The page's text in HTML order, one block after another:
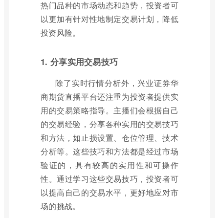
热门品种的市场动态和趋势，投资者可
以更加有针对性地制定交易计划，降低
投资风险。
1. 分享实用交易技巧
除了实时行情分析外，兴业证券华
商期货直播平台还注重为投资者提供实
用的交易策略指导。主播们会根据自己
的交易经验，分享各种实用的交易技巧
和方法，如止损设置、仓位管理、技术
分析等。这些技巧和方法都是经过市场
验证的，具有较高的实用性和可操作
性。通过学习这些交易技巧，投资者可
以提高自己的交易水平，更好地应对市
场的挑战。